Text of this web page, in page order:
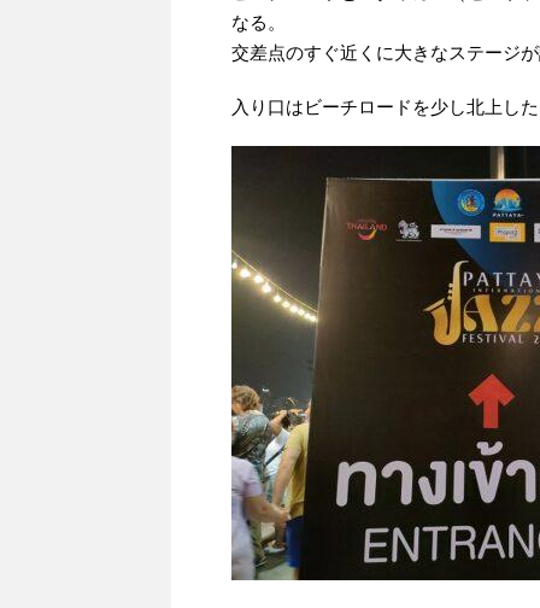
なる。
交差点のすぐ近くに大きなステージ
入り口はビーチロードを少し北上し